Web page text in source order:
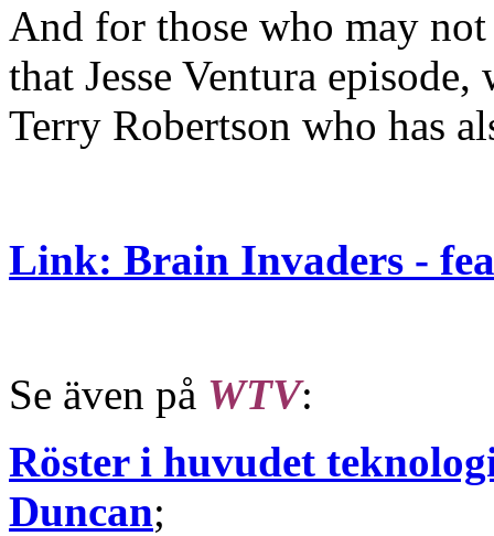
And for those who may
that Jesse Ventura
Terry Robertson who has
Link: Brain Invaders -
Se även på WTV:
Röster i huvudet
Duncan;